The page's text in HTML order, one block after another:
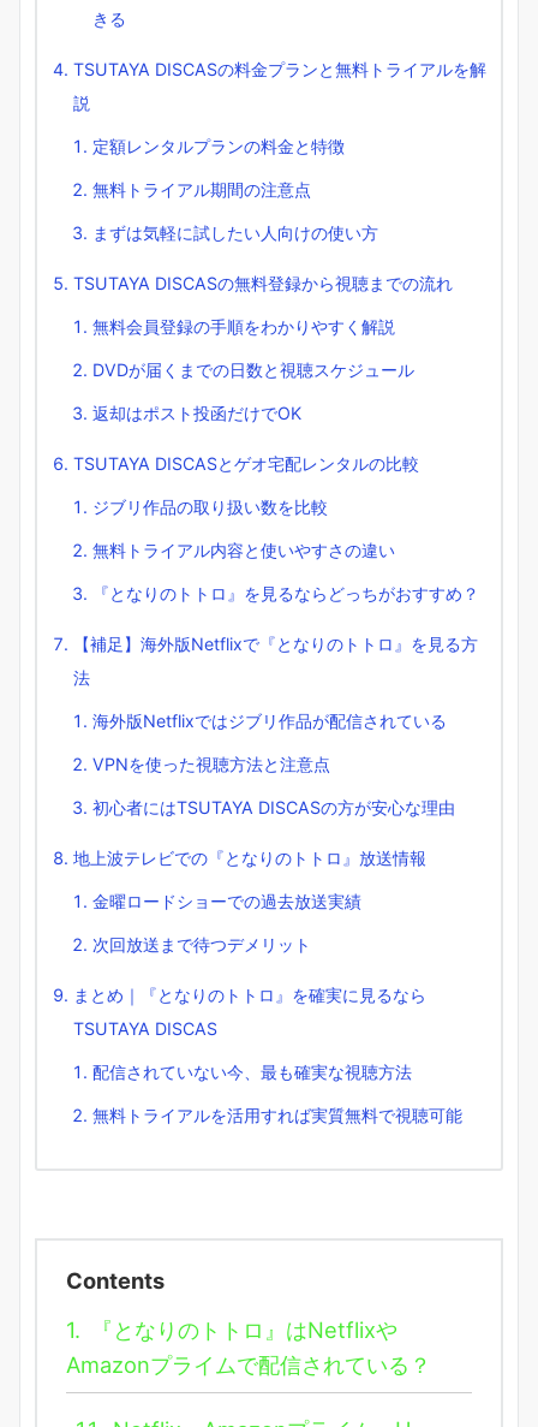
きる
TSUTAYA DISCASの料金プランと無料トライアルを解
説
定額レンタルプランの料金と特徴
無料トライアル期間の注意点
まずは気軽に試したい人向けの使い方
TSUTAYA DISCASの無料登録から視聴までの流れ
無料会員登録の手順をわかりやすく解説
DVDが届くまでの日数と視聴スケジュール
返却はポスト投函だけでOK
TSUTAYA DISCASとゲオ宅配レンタルの比較
ジブリ作品の取り扱い数を比較
無料トライアル内容と使いやすさの違い
『となりのトトロ』を見るならどっちがおすすめ？
【補足】海外版Netflixで『となりのトトロ』を見る方
法
海外版Netflixではジブリ作品が配信されている
VPNを使った視聴方法と注意点
初心者にはTSUTAYA DISCASの方が安心な理由
地上波テレビでの『となりのトトロ』放送情報
金曜ロードショーでの過去放送実績
次回放送まで待つデメリット
まとめ｜『となりのトトロ』を確実に見るなら
TSUTAYA DISCAS
配信されていない今、最も確実な視聴方法
無料トライアルを活用すれば実質無料で視聴可能
Contents
1.
『となりのトトロ』はNetflixや
Amazonプライムで配信されている？